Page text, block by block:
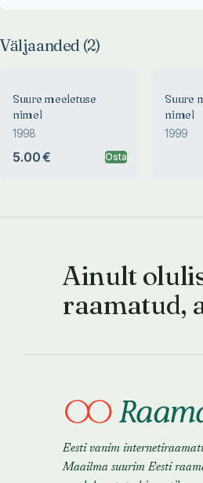
Väljaanded (2)
Suure meeletuse
nimel
1998
5.00 € Osta
Suure
nimel
1999
Ainult
raamatud,
Eesti vanim
Maailma suurim Eesti